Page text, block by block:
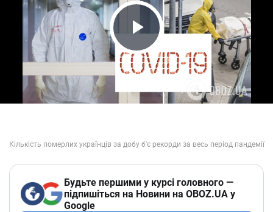
Play Video
Будьте першими у курсі головного —
підпишіться на Новини на OBOZ.UA у
Google